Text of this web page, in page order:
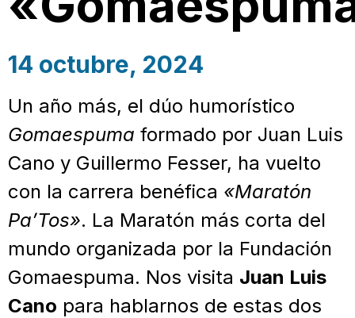
14 octubre, 2024
Un año más, el dúo humorístico
Gomaespuma formado por Juan Luis
Cano y Guillermo Fesser, ha vuelto
con la carrera benéfica «Maratón
Pa’Tos». La Maratón más corta del
mundo organizada por la Fundación
Gomaespuma. Nos visita Juan Luis
Cano para hablarnos de estas dos